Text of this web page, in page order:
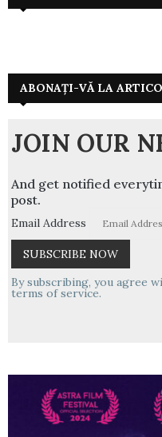
ABONAȚI-VĂ LA
JOIN OUR
And get notified
post.
Email Address
By subscribing, you agree
terms of service.